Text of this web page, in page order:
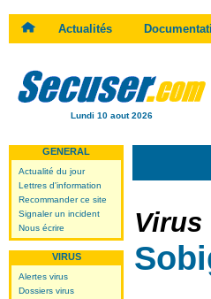
Actualités
Lundi 10 aout 2026
GENERAL
Actualité du jour
Lettres d'information
Recommander ce site
Signaler un incident
Nous écrire
VIRUS
Alertes virus
Dossiers virus
Virus